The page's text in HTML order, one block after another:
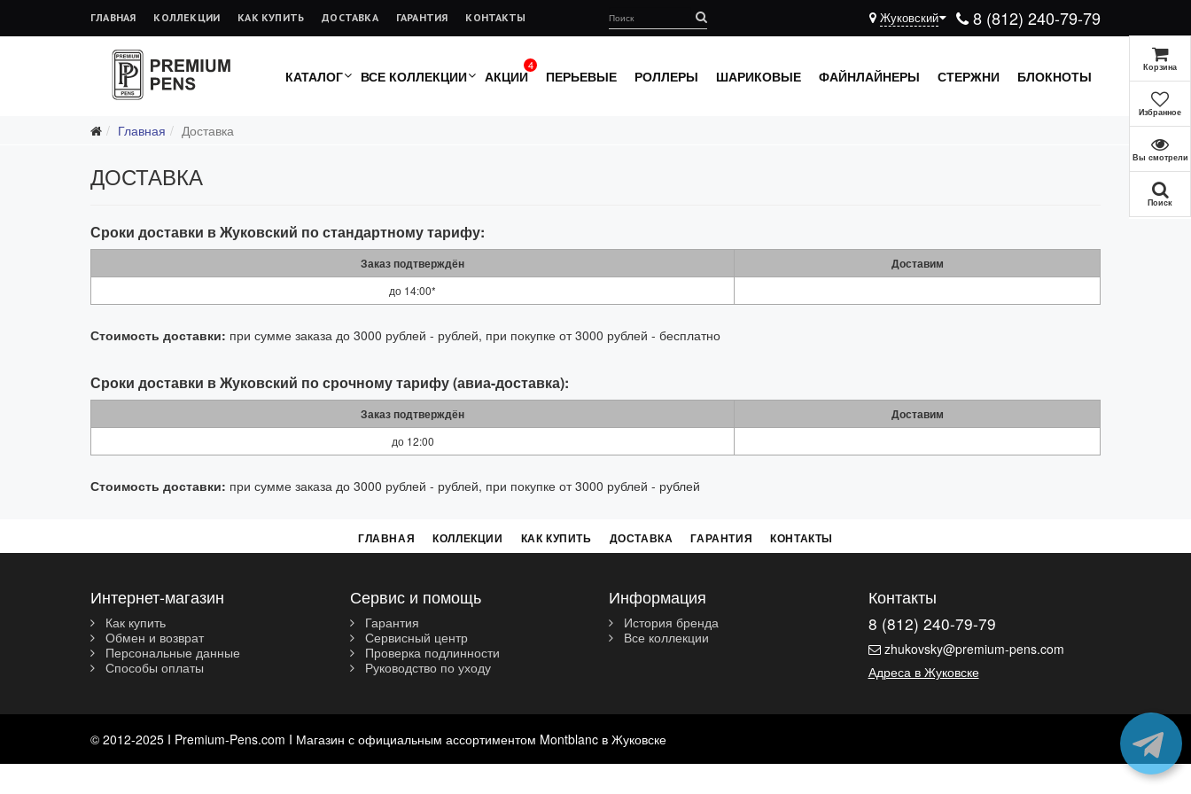
ГЛАВНАЯ КОЛЛЕКЦИИ КАК КУПИТЬ ДОСТАВКА ГАРАНТИЯ КОНТАКТЫ 8 (812) 240-79-79
Жуковский
КАТАЛОГ ВСЕ КОЛЛЕКЦИИ
4
АКЦИИ ПЕРЬЕВЫЕ РОЛЛЕРЫ ШАРИКОВЫЕ ФАЙНЛАЙНЕРЫ СТЕРЖНИ БЛОКНОТЫ
Главная Доставка
ДОСТАВКА
Сроки доставки в Жуковский по стандартному тарифу:
Заказ подтверждён Доставим
до 14:00*
Стоимость доставки: при сумме заказа до 3000 рублей - рублей, при покупке от 3000 рублей - бесплатно
Сроки доставки в Жуковский по срочному тарифу (авиа-доставка):
Заказ подтверждён Доставим
до 12:00
Стоимость доставки: при сумме заказа до 3000 рублей - рублей, при покупке от 3000 рублей - рублей
ГЛАВНАЯ КОЛЛЕКЦИИ КАК КУПИТЬ ДОСТАВКА ГАРАНТИЯ КОНТАКТЫ
Интернет-магазин
Как купить
Обмен и возврат
Персональные данные
Способы оплаты
Сервис и помощь
Гарантия
Сервисный центр
Проверка подлинности
Руководство по уходу
Информация
История бренда
Все коллекции
Контакты
8 (812) 240-79-79
zhukovsky@premium-pens.com
Адреса в Жуковске
© 2012-2025 I Premium-Pens.com I Магазин с официальным ассортиментом Montblanc в Жуковске
Корзина
Избранное
Вы смотрели
Поиск